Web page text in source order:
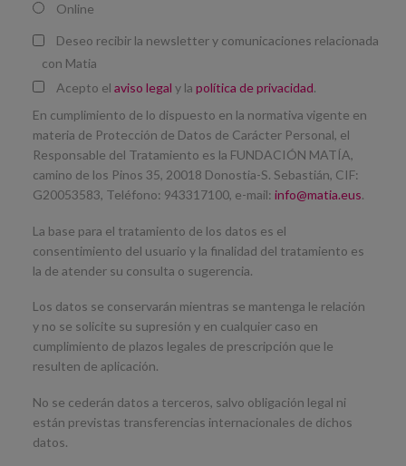
Online
Deseo recibir la newsletter y comunicaciones relacionada
con Matia
Acepto el aviso legal y la política de privacidad.
En cumplimiento de lo dispuesto en la normativa vigente en
materia de Protección de Datos de Carácter Personal, el
Responsable del Tratamiento es la FUNDACIÓN MATÍA,
camino de los Pinos 35, 20018 Donostia-S. Sebastián, CIF:
G20053583, Teléfono: 943317100, e-mail: info@matia.eus.
La base para el tratamiento de los datos es el
consentimiento del usuario y la finalidad del tratamiento es
la de atender su consulta o sugerencia.
Los datos se conservarán mientras se mantenga le relación
y no se solicite su supresión y en cualquier caso en
cumplimiento de plazos legales de prescripción que le
resulten de aplicación.
No se cederán datos a terceros, salvo obligación legal ni
están previstas transferencias internacionales de dichos
datos.